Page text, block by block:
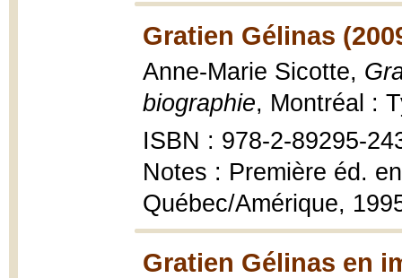
Gratien Gélinas
Anne-Marie Sicotte,
biographie, Montréal :
ISBN : 978-2-89295-
Notes : Première éd.
Québec/Amérique,
Gratien Gélinas en